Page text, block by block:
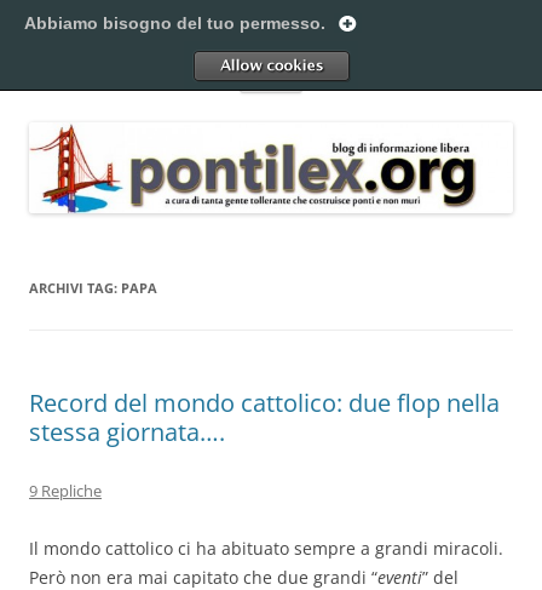
al
Pontilex
Menu
ARCHIVI TAG: PAPA
Record del mondo cattolico: due flop nella
stessa giornata….
9 Repliche
Il mondo cattolico ci ha abituato sempre a grandi miracoli.
Però non era mai capitato che due grandi “eventi” del
Abbiamo bisogno del tuo permesso.